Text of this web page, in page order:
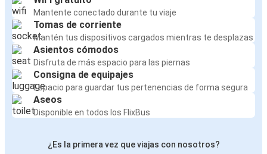
Mantente conectado durante tu viaje
Tomas de corriente
Mantén tus dispositivos cargados mientras te desplazas
Asientos cómodos
Disfruta de más espacio para las piernas
Consigna de equipajes
Espacio para guardar tus pertenencias de forma segura
Aseos
Disponible en todos los FlixBus
¿Es la primera vez que viajas con nosotros?